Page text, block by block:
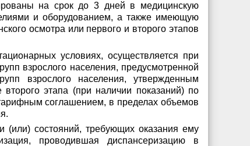
на срок до 3 дней в медицинскую
и оборудованием, а также имеющую
осмотра или первого и второго этапов
условиях, осуществляется при
взрослого населения, предусмотренной
взрослого населения, утвержденным
этапа (при наличии показаний) по
соглашением, в пределах объемов
(или) состояний, требующих оказания ему
проводившая диспансеризацию в